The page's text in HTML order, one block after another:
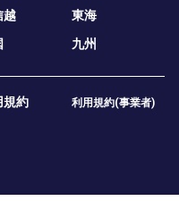
越
東海
九州
規約 利用規約(事業者)